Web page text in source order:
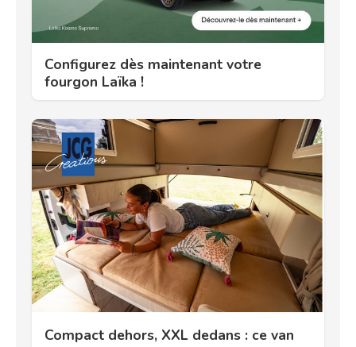
Configurez dès maintenant votre
fourgon Laïka !
Compact dehors, XXL dedans : ce van